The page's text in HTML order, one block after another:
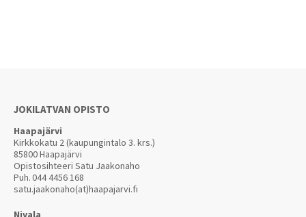
JOKILATVAN OPISTO
Haapajärvi
Kirkkokatu 2 (kaupungintalo 3. krs.)
85800 Haapajärvi
Opistosihteeri Satu Jaakonaho
Puh.044 4456 168
satu.jaakonaho(at)haapajarvi.fi
Nivala